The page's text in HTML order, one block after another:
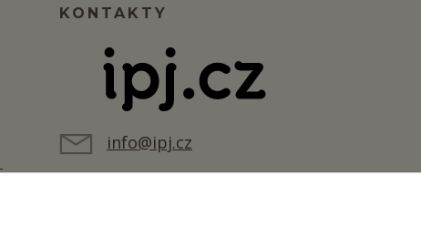
KONTAKTY
info@ipj.cz